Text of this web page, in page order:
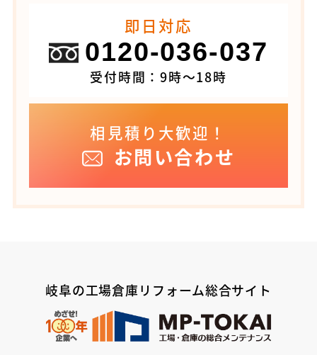
即日対応
0120-036-037
受付時間：9時～18時
相見積り大歓迎！
お問い合わせ
岐阜の工場倉庫リフォーム総合サイト